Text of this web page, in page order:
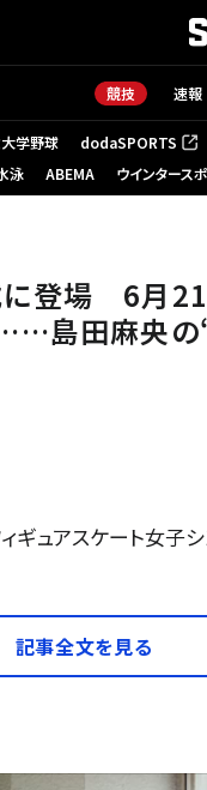
競技 速報
学野球 dodaSPORTS
（新しいタブで開く）
泳 ABEMA ウインタース
に登場 6月21
……島田麻央
ィギュアスケート女
記事全文を見る